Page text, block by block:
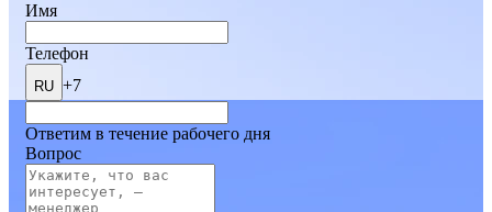
Имя
Телефон
RU +7
Ответим в течение рабочего дня
Вопрос